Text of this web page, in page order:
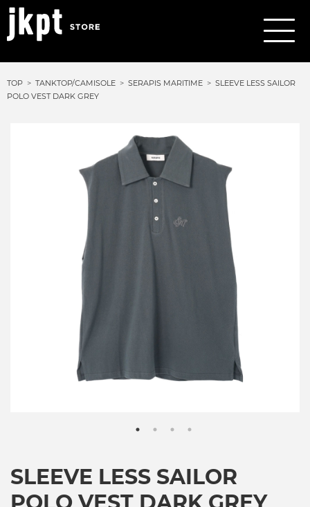
TOP TANKTOP/CAMISOLE SERAPIS MARITIME
SLEEVE LESS SAILOR
POLO VEST DARK GREY
SLEEVE LESS SAILOR